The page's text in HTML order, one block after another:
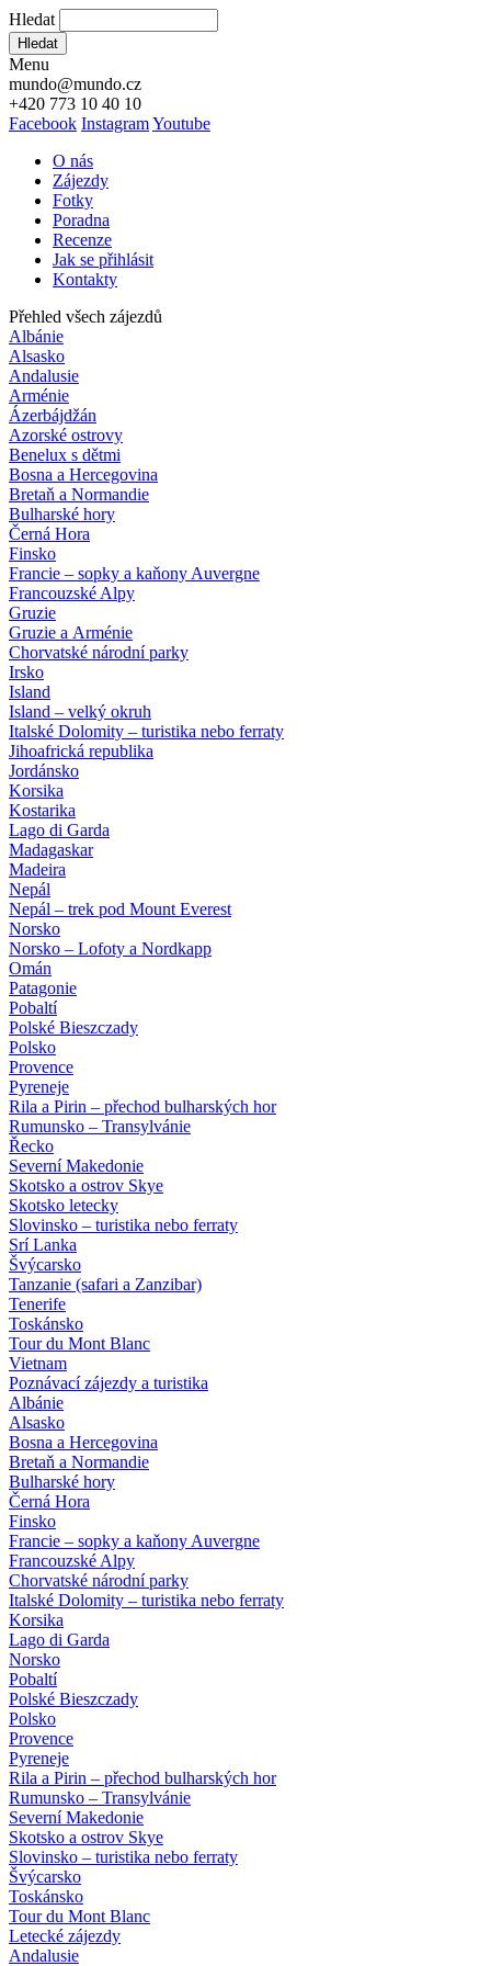
Hledat
Hledat
Menu
mundo@mundo.cz
+420 773 10 40 10
Facebook InstagramYoutube
O nás
Zájezdy
Fotky
Poradna
Recenze
Jak se přihlásit
Kontakty
Přehled všech zájezdů
Albánie
Alsasko
Andalusie
Arménie
Ázerbájdžán
Azorské ostrovy
Benelux s dětmi
Bosna a Hercegovina
Bretaň a Normandie
Bulharské hory
Černá Hora
Finsko
Francie – sopky a kaňony Auvergne
Francouzské Alpy
Gruzie
Gruzie a Arménie
Chorvatské národní parky
Irsko
Island
Island – velký okruh
Italské Dolomity – turistika nebo ferraty
Jihoafrická republika
Jordánsko
Korsika
Kostarika
Lago di Garda
Madagaskar
Madeira
Nepál
Nepál – trek pod Mount Everest
Norsko
Norsko – Lofoty a Nordkapp
Omán
Patagonie
Pobaltí
Polské Bieszczady
Polsko
Provence
Pyreneje
Rila a Pirin – přechod bulharských hor
Rumunsko – Transylvánie
Řecko
Severní Makedonie
Skotsko a ostrov Skye
Skotsko letecky
Slovinsko – turistika nebo ferraty
Srí Lanka
Švýcarsko
Tanzanie (safari a Zanzibar)
Tenerife
Toskánsko
Tour du Mont Blanc
Vietnam
Poznávací zájezdy a turistika
Albánie
Alsasko
Bosna a Hercegovina
Bretaň a Normandie
Bulharské hory
Černá Hora
Finsko
Francie – sopky a kaňony Auvergne
Francouzské Alpy
Chorvatské národní parky
Italské Dolomity – turistika nebo ferraty
Korsika
Lago di Garda
Norsko
Pobaltí
Polské Bieszczady
Polsko
Provence
Pyreneje
Rila a Pirin – přechod bulharských hor
Rumunsko – Transylvánie
Severní Makedonie
Skotsko a ostrov Skye
Slovinsko – turistika nebo ferraty
Švýcarsko
Toskánsko
Tour du Mont Blanc
Letecké zájezdy
Andalusie